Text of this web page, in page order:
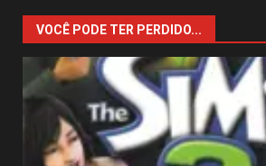
VOCÊ PODE TER PERDIDO...